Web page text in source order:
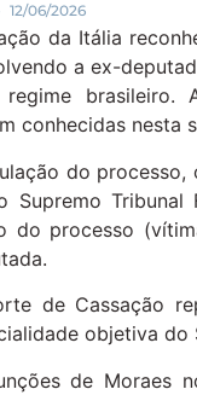
12/06/2026
da Itália
a ex-
regime
conhecidas nesta
do
Supremo
do processo
de Cassação
objetiva do
de Moraes